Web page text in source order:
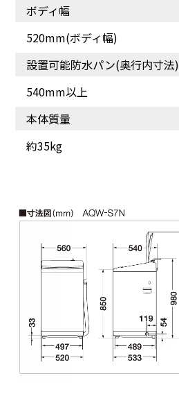
仕上がりをキレイに[W糸
くずフィルター]
りもみ洗い[3Dアクティブ
洗浄]
ボディ幅
520mm(ボディ幅)
設置可能防水パン(奥行内寸法)
540mm以上
本体質量
約35kg